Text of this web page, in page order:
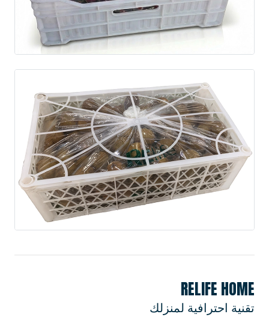
RELIFE HOME
تقنية احترافية لمنزلك